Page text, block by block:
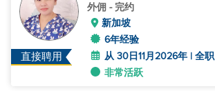
直接聘用
外佣 - 完约
新加坡
6年经验
从 30日11月2026年 | 全职
非常活跃